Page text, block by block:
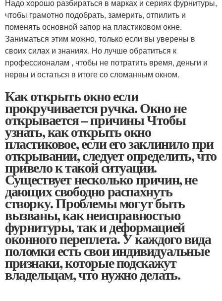
Надо хорошо разбираться в марках и сериях фурнитуры,
чтобы грамотно подобрать, замерить, отпилить и
поменять основной запор на пластиковом окне.
Заниматься этим можно, только если вы уверены в
своих силах и знаниях. Но лучше обратиться к
профессионалам , чтобы не потратить время, деньги и
нервы и остаться в итоге со сломанным окном.
Как открыть окно если
прокручивается ручка. Окно не
открывается – причины Чтобы
узнать, как открыть окно
пластиковое, если его заклинило при
открывании, следует определить, что
привело к такой ситуации.
Существует несколько причин, не
дающих свободно распахнуть
створку. Проблемы могут быть
вызваны, как неисправностью
фурнитуры, так и деформацией
оконного переплета. У каждого вида
поломки есть свои индивидуальные
признаки, которые подскажут
владельцам, что нужно делать.